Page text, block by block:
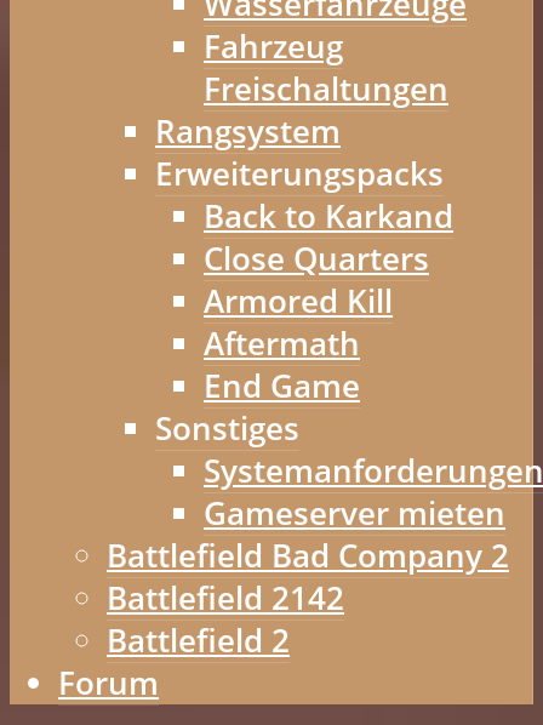
Fahrzeug
Freischaltungen
Rangsystem
Erweiterungspacks
Back to Karkand
Close Quarters
Armored Kill
Aftermath
End Game
Sonstiges
Systemanforderungen
Gameserver mieten
Battlefield Bad Company 2
Battlefield 2142
Battlefield 2
Forum